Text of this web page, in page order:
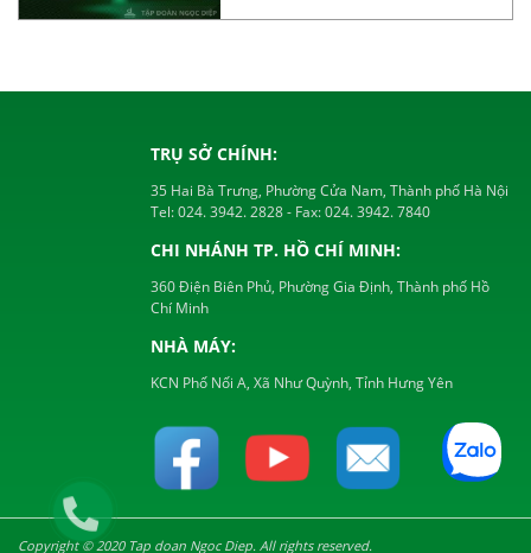
TRỤ SỞ CHÍNH:
35 Hai Bà Trưng, Phường Cửa Nam, Thành phố Hà Nội
Tel:024. 3942. 2828- Fax:024. 3942. 7840
CHI NHÁNH TP. HỒ CHÍ MINH:
360 Điện Biên Phủ, Phường Gia Định, Thành phố Hồ
Chí Minh
NHÀ MÁY:
KCN Phố Nối A, Xã Như Quỳnh, Tỉnh Hưng Yên
Copyright © 2020 Tap doan Ngoc Diep. All rights reserved.